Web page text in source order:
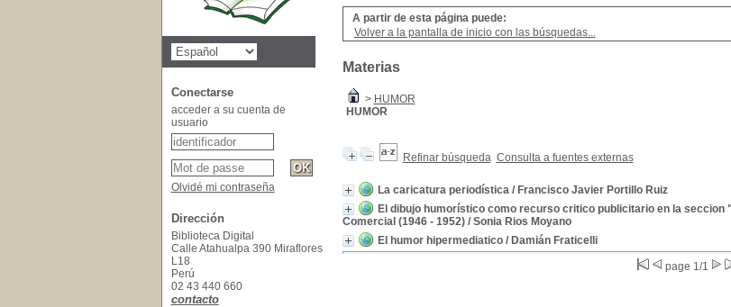
A partir de esta página puede:
Volver a la pantalla de inicio con las búsquedas...
Materias
> HUMOR
HUMOR
Refinar búsqueda Consulta a fuentes externas
La caricatura periodística/ Francisco Javier Portillo Ruiz
El dibujo humorístico como recurso critico publicitario en la
Comercial (1946 - 1952)/ Sonia Rios Moyano
El humor hipermediatico/ Damián Fraticelli
page 1/1
Conectarse
acceder a su cuenta de
usuario
Olvidé mi contraseña
Dirección
Biblioteca Digital
Calle Atahualpa 390 Miraflores
L18
Perú
02 43 440 660
contacto